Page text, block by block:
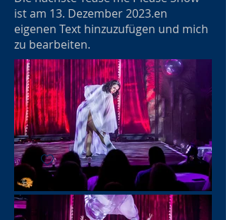
ist am 13. Dezember 2023.en
eigenen Text hinzuzufügen und mich
zu bearbeiten.